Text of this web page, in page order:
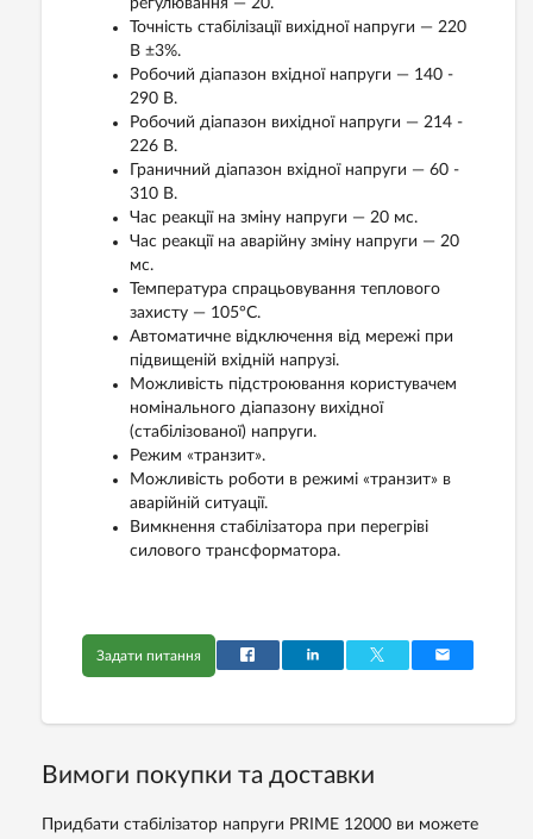
регулювання — 20.
Точність стабілізації вихідної напруги — 220
В ±3%.
Робочий діапазон вхідної напруги — 140 -
290 В.
Робочий діапазон вихідної напруги — 214 -
226 В.
Граничний діапазон вхідної напруги — 60 -
310 В.
Час реакції на зміну напруги — 20 мс.
Час реакції на аварійну зміну напруги — 20
мс.
Температура спрацьовування теплового
захисту — 105°C.
Автоматичне відключення від мережі при
підвищеній вхідній напрузі.
Можливість підстроювання користувачем
номінального діапазону вихідної
(стабілізованої) напруги.
Режим «транзит».
Можливість роботи в режимі «транзит» в
аварійній ситуації.
Вимкнення стабілізатора при перегріві
силового трансформатора.
Задати питання
Вимоги покупки та доставки
Придбати стабілізатор напруги PRIME 12000 ви можете